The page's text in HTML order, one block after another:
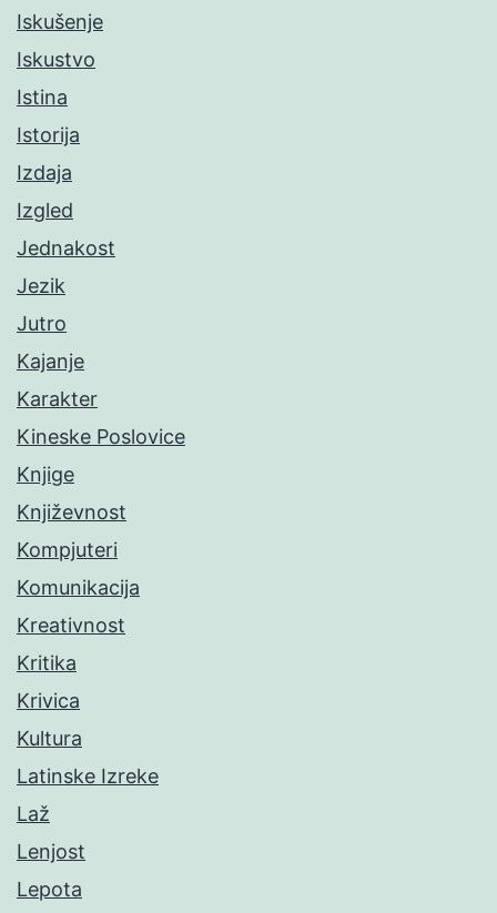
Iskušenje
Iskustvo
Istina
Istorija
Izdaja
Izgled
Jednakost
Jezik
Jutro
Kajanje
Karakter
Kineske Poslovice
Knjige
Književnost
Kompjuteri
Komunikacija
Kreativnost
Kritika
Krivica
Kultura
Latinske Izreke
Laž
Lenjost
Lepota